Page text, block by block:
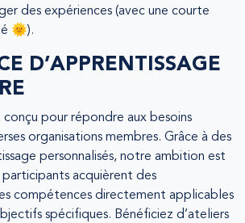
des expériences (avec une courte
🌞).
D’APPRENTISSAGE
pour répondre aux besoins
organisations membres. Grâce à des
personnalisés, notre ambition est
acquièrent des
compétences directement applicables
spécifiques. Bénéficiez d’ateliers